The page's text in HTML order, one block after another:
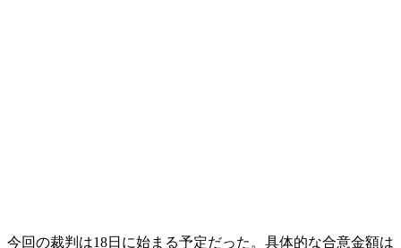
今回の裁判は18日に始まる予定だった。具体的な合意金額は